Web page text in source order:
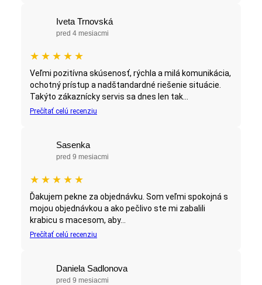
Iveta Trnovská
pred 4 mesiacmi
★ ★ ★ ★ ★
Veľmi pozitívna skúsenosť, rýchla a milá komunikácia,
ochotný prístup a nadštandardné riešenie situácie.
Takýto zákaznícky servis sa dnes len tak...
Prečítať celú recenziu
Sasenka
pred 9 mesiacmi
★ ★ ★ ★ ★
Ďakujem pekne za objednávku. Som veľmi spokojná s
mojou objednávkou a ako pečlivo ste mi zabalili
krabicu s macesom, aby...
Prečítať celú recenziu
Daniela Sadlonova
pred 9 mesiacmi